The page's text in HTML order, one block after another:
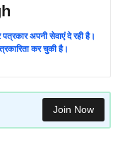
पत्रकार अपनी सेवाएं दे रही है।
कर चुकी है।
Join Now